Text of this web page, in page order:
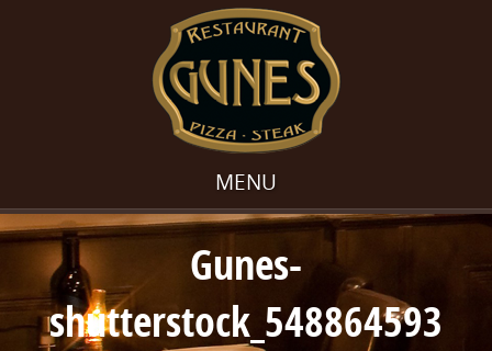
MENU
Gunes-
shutterstock_548864593